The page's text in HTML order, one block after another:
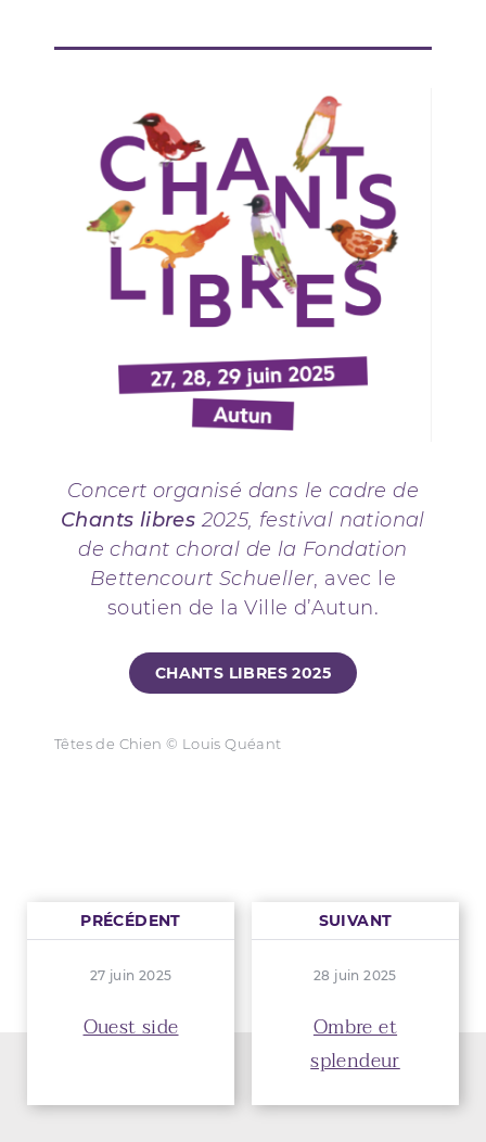
Concert organisé dans le cadre de
Chants libres 2025, festival national
de chant choral de la Fondation
Bettencourt Schueller, avec le
soutien de la Ville d’Autun.
CHANTS LIBRES 2025
Têtes de Chien © Louis Quéant
PRÉCÉDENT
27 juin 2025
Ouest side
SUIVANT
28 juin 2025
Ombre et
splendeur